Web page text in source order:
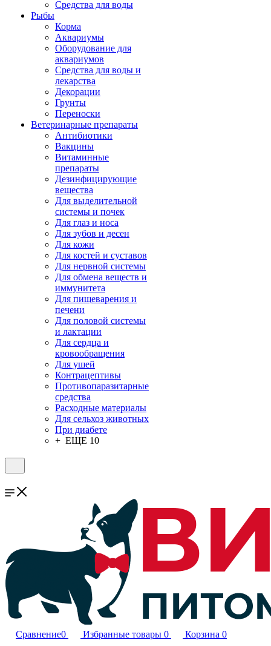
Средства для воды
Рыбы
Корма
Аквариумы
Оборудование для
аквариумов
Средства для воды и
лекарства
Декорации
Грунты
Переноски
Ветеринарные препараты
Антибиотики
Вакцины
Витаминные
препараты
Дезинфицирующие
вещества
Для выделительной
системы и почек
Для глаз и носа
Для зубов и десен
Для кожи
Для костей и суставов
Для нервной системы
Для обмена веществ и
иммунитета
Для пищеварения и
печени
Для половой системы
и лактации
Для сердца и
кровообращения
Для ушей
Контрацептивы
Противопаразитарные
средства
Расходные материалы
Для сельхоз животных
При диабете
+ ЕЩЕ 10
Сравнение0 Избранные товары 0 Корзина 0